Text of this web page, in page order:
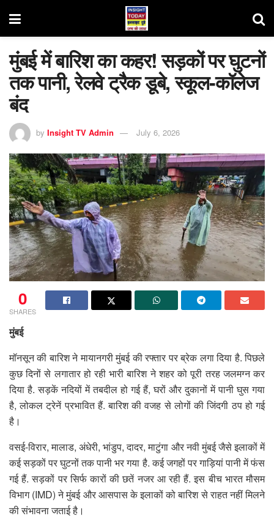
मुंबई में बारिश का कहर! सड़कों पर घुटनों
तक पानी, रेलवे ट्रैक डूबे, स्कूल-कॉलेज
बंद
by Insight TV Admin July 6, 2026
0
SHARES
मुंबई
मॉनसून की बारिश ने मायानगरी मुंबई की रफ्तार पर ब्रेक लगा दिया है. पिछले
कुछ दिनों से लगातार हो रही भारी बारिश ने शहर को पूरी तरह जलमग्न कर
दिया है. सड़कें नदियों में तबदील हो गई हैं, घरों और दुकानों में पानी घुस गया
है, लोकल ट्रेनें प्रभावित हैं. बारिश की वजह से लोगों की जिंदगी ठप हो गई
है।
वसई-विरार, मालाड, अंधेरी, भांडुप, दादर, माटुंगा और नवी मुंबई जैसे इलाकों में
कई सड़कों पर घुटनों तक पानी भर गया है. कई जगहों पर गाड़ियां पानी में फंस
गई हैं. सड़कों पर सिर्फ कारों की छतें नजर आ रही हैं. इस बीच भारत मौसम
विभाग (IMD) ने मुंबई और आसपास के इलाकों को बारिश से राहत नहीं मिलने
की संभावना जताई है।